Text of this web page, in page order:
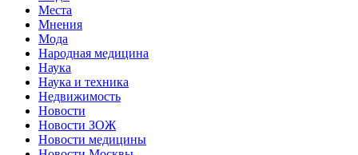
Места
Мнения
Мода
Народная медицина
Наука
Наука и техника
Недвижимость
Новости
Новости ЗОЖ
Новости медицины